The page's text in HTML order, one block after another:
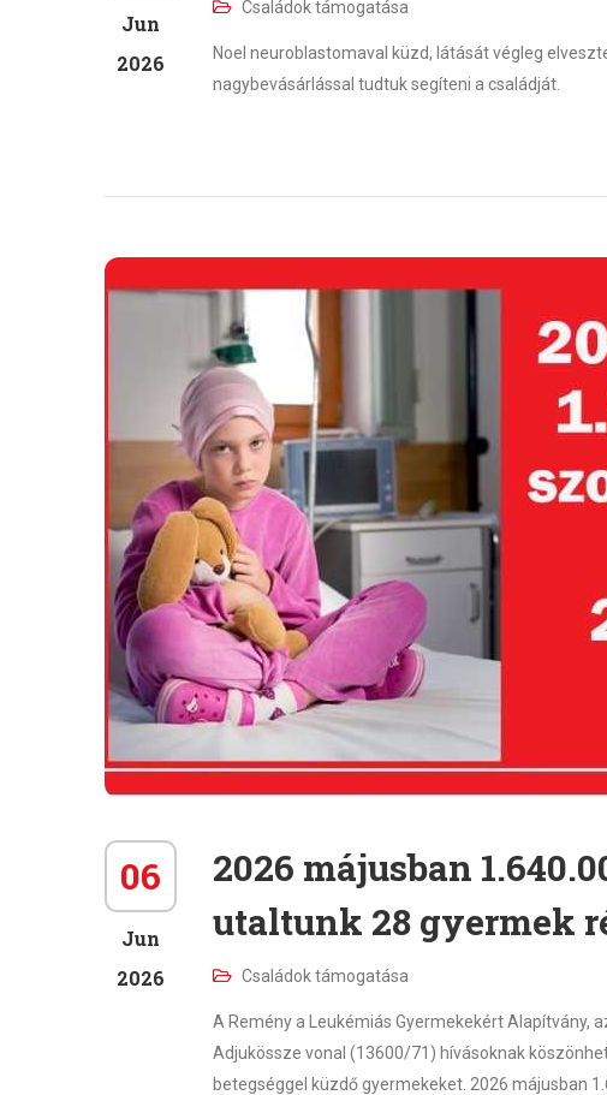
Jun
2026
Családok támogatása
Noel neuroblastomaval küzd, látását végleg
nagybevásárlással tudtuk segíteni a családját.
06
Jun
2026
2026 májusban
utaltunk 28 gyermek
Családok támogatása
A Remény a Leukémiás Gyermekekért Alapítvány,
Adjukössze vonal (13600/71) hívásoknak
betegséggel küzdő gyermekeket. 2026 májusban